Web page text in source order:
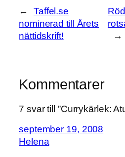
←
Taffel.se
nominerad till Årets
nättidskrift!
→
Kommentarer
7 svar till ”Currykärlek:
september 19, 2008
Helena